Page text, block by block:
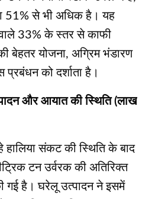
51% से भी अधिक है। यह
वाले 33% के स्तर से काफी
बेहतर योजना, अग्रिम भंडारण
को दर्शाता है।
और आयात की स्थिति (लाख
हालिया संकट की स्थिति के बाद
टन उर्वरक की अतिरिक्त
गई है। घरेलू उत्पादन ने इसमें